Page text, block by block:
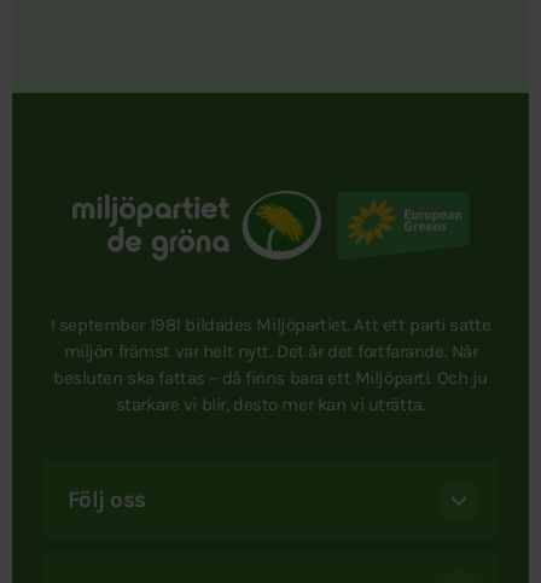
I september 1981 bildades Miljöpartiet. Att ett parti satte
miljön främst var helt nytt. Det är det fortfarande. När
besluten ska fattas – då finns bara ett Miljöparti. Och ju
starkare vi blir, desto mer kan vi uträtta.
Följ oss